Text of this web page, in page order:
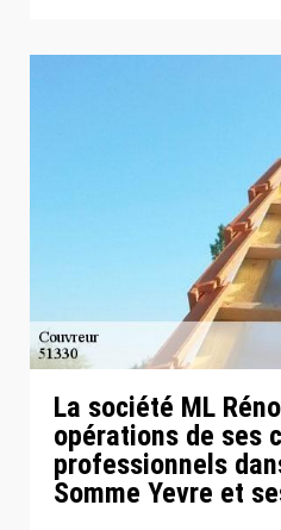
La société ML
opérations de ses
professionnels
Somme Yevre et